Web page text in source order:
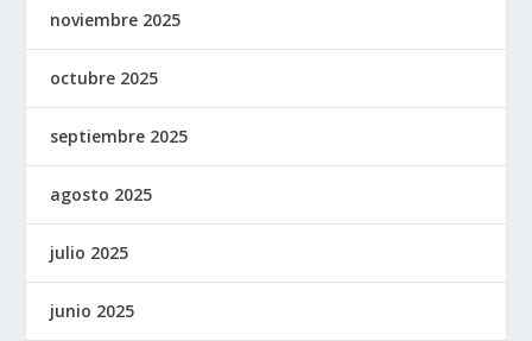
noviembre 2025
octubre 2025
septiembre 2025
agosto 2025
julio 2025
junio 2025